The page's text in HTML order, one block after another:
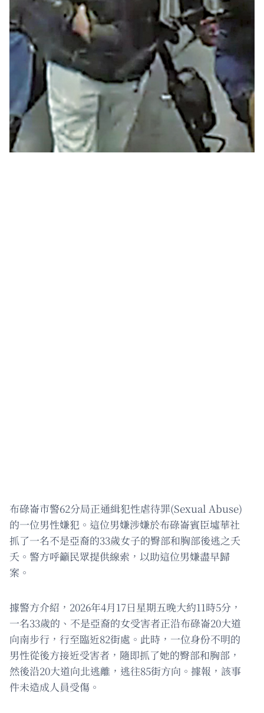
布碌崙市警62分局正通緝犯性虐待罪(Sexual Abuse)
的一位男性嫌犯。這位男嫌涉嫌於布碌崙賓臣墟華社
抓了一名不是亞裔的33歲女子的臀部和胸部後逃之夭
夭。警方呼籲民眾提供線索，以助這位男嫌盡早歸
案。
據警方介紹，2026年4月17日星期五晚大約11時5分，
一名33歲的、不是亞裔的女受害者正沿布碌崙20大道
向南步行，行至臨近82街處。此時，一位身份不明的
男性從後方接近受害者，隨即抓了她的臀部和胸部，
然後沿20大道向北逃離，逃往85街方向。據報，該事
件未造成人員受傷。